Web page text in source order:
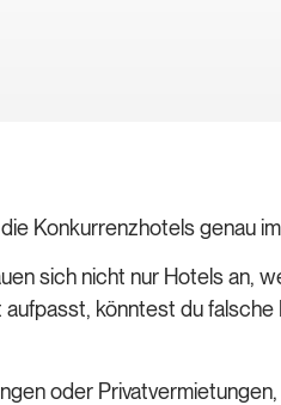
Konkurrenzhotels genau
sich nicht nur Hotels an,
könntest du
oder